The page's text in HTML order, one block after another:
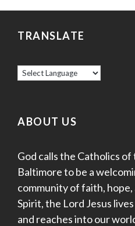
TRANSLATE
ABOUT US
God calls the Catholics
Baltimore to be a
community of faith,
Spirit, the Lord Jesus
and reaches into our